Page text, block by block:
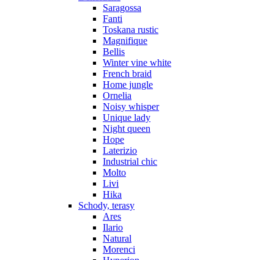
Saragossa
Fanti
Toskana rustic
Magnifique
Bellis
Winter vine white
French braid
Home jungle
Ornelia
Noisy whisper
Unique lady
Night queen
Hope
Laterizio
Industrial chic
Molto
Livi
Hika
Schody, terasy
Ares
Ilario
Natural
Morenci